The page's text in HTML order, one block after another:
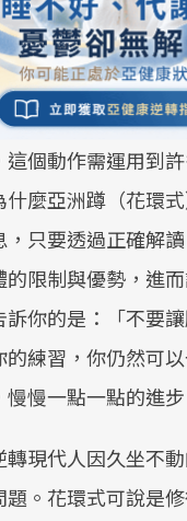
個動作需運用到
什麼亞洲蹲（花環
，只要透過正確解
的限制與優勢，進
你的是：「不要
的練習，你仍然可
慢一點一點的進步
轉現代人因久坐不
題。花環式可說是